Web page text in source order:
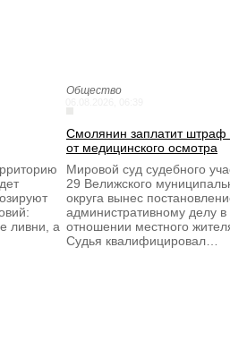
ливни, а
Общество
Смолянин заплатит штраф
от медицинского осмотра
Мировой суд судебного
29 Велижского
округа вынес
административному делу в
отношении местного
Судья квалифицировал…